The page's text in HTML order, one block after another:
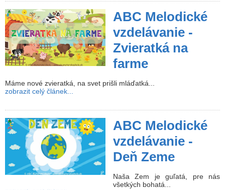
ABC Melodické
vzdelávanie -
Zvieratká na
farme
Máme nové zvieratká, na svet prišli mláďatká...
zobrazit celý článek...
ABC Melodické
vzdelávanie -
Deň Zeme
Naša Zem je guľatá, pre nás
všetkých bohatá...